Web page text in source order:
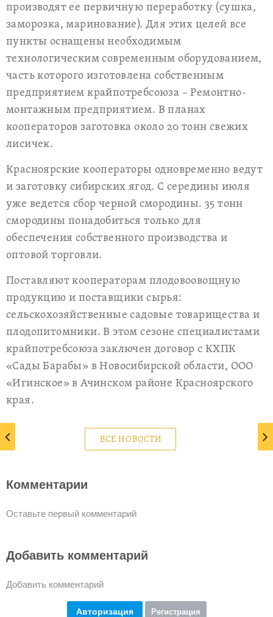
производят ее первичную переработку (сушка,
заморозка, маринование). Для этих целей все
пункты оснащены необходимым
технологическим современным оборудованием,
часть которого изготовлена собственным
предприятием крайпотребсоюза – Ремонтно-
монтажным предприятием. В планах
кооператоров заготовка около 20 тонн свежих
лисичек.
Красноярские кооператоры одновременно ведут
и заготовку сибирских ягод. С середины июля
уже ведется сбор черной смородины. 35 тонн
смородины понадобиться только для
обеспечения собственного производства и
оптовой торговли.
Поставляют кооператорам плодовоовощную
продукцию и поставщики сырья:
сельскохозяйственные садовые товарищества и
плодопитомники. В этом сезоне специалистами
крайпотребсоюза заключен договор с КХПК
«Сады Барабы» в Новосибирской области, ООО
«Игинское» в Ачинском районе Красноярского
края.
ВСЕ НОВОСТИ
Комментарии
Оставьте первый комментарий
Добавить комментарий
Добавить комментарий
Авторизация Регистрация